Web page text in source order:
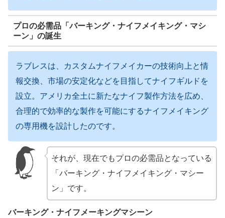
プロの必需品「バーキング・ナイフメイキング・マシ
ーン」の誕生
ラブレスは、カスタムナイフメイカーの技術向上と情
報交換、市場の安定化などを目指してナイフギルドを
設立。アメリカ全土に新たなナイフ製作方法を広め、
合理的で効率的な製作を可能にするナイフメイキング
の専用機を設計したのです。
それが、現在でもプロの必需品となっている
「バーキング・ナイフメイキング・マシー
ン」です。
バーキング・ナイフメーキングマシーン